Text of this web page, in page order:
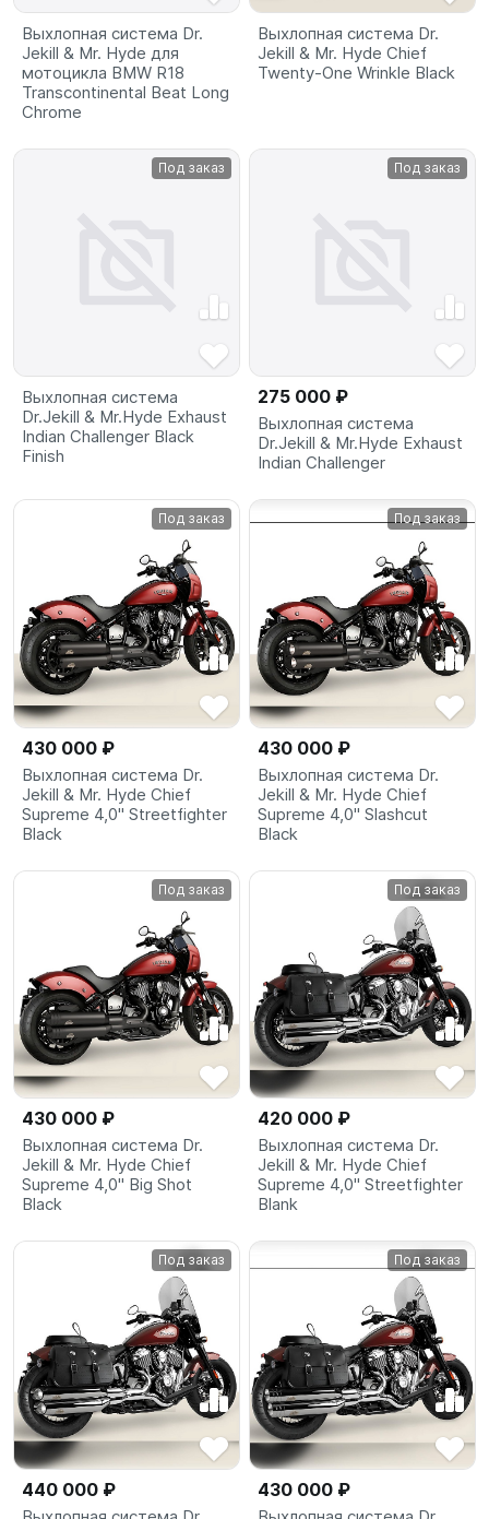
Выхлопная система Dr.
Jekill & Mr. Hyde для
мотоцикла BMW R18
Transcontinental Beat Long
Chrome
Выхлопная система Dr.
Jekill & Mr. Hyde Chief
Twenty-One Wrinkle Black
Под заказ
Выхлопная система
Dr.Jekill & Mr.Hyde Exhaust
Indian Challenger Black
Finish
Под заказ
275 000 ₽
Выхлопная система
Dr.Jekill & Mr.Hyde Exhaust
Indian Challenger
Под заказ
430 000 ₽
Выхлопная система Dr.
Jekill & Mr. Hyde Chief
Supreme 4,0" Streetfighter
Black
Под заказ
430 000 ₽
Выхлопная система Dr.
Jekill & Mr. Hyde Chief
Supreme 4,0" Slashcut
Black
Под заказ
430 000 ₽
Выхлопная система Dr.
Jekill & Mr. Hyde Chief
Supreme 4,0" Big Shot
Black
Под заказ
420 000 ₽
Выхлопная система Dr.
Jekill & Mr. Hyde Chief
Supreme 4,0" Streetfighter
Blank
Под заказ
440 000 ₽
Под заказ
430 000 ₽